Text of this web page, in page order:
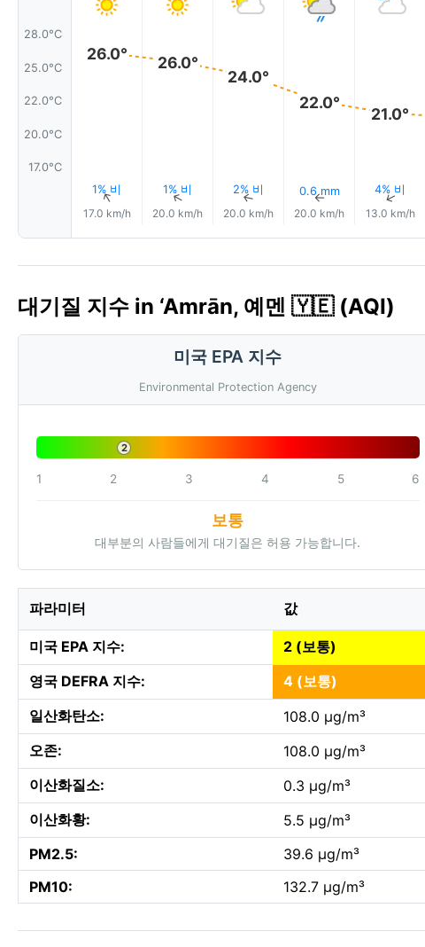
28.0°C
25.0°C
22.0°C
20.0°C
17.0°C
26.0°
1% 비
↑
17.0 km/h
26.0°
1% 비
↑
20.0 km/h
24.0°
2% 비
↑
20.0 km/h
22.0°
0.6 mm
↑
20.0 km/h
21.0°
4% 비
↑
13.0 km/h
대기질 지수 in ‘Amrān, 예멘 🇾🇪 (AQI)
미국 EPA 지수
Environmental Protection Agency
2
1 2 3 4 5 6
보통
대부분의 사람들에게 대기질은 허용 가능합니다.
파라미터 값
미국 EPA 지수:
2 (보통)
영국 DEFRA 지수:
4 (보통)
일산화탄소:
108.0 µg/m³
오존:
108.0 µg/m³
이산화질소:
0.3 µg/m³
이산화황:
5.5 µg/m³
PM2.5:
39.6 µg/m³
PM10:
132.7 µg/m³